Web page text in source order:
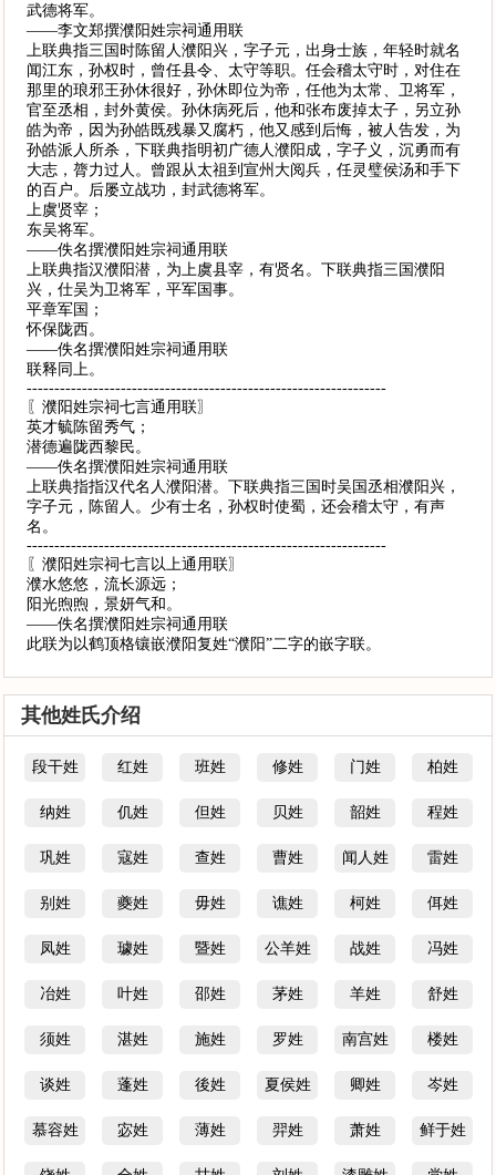
武德将军。
——李文郑撰濮阳姓宗祠通用联
上联典指三国时陈留人濮阳兴，字子元，出身士族，年轻时就名
闻江东，孙权时，曾任县令、太守等职。任会稽太守时，对住在
那里的琅邪王孙休很好，孙休即位为帝，任他为太常、卫将军，
官至丞相，封外黄侯。孙休病死后，他和张布废掉太子，另立孙
皓为帝，因为孙皓既残暴又腐朽，他又感到后悔，被人告发，为
孙皓派人所杀，下联典指明初广德人濮阳成，字子义，沉勇而有
大志，膂力过人。曾跟从太祖到宣州大阅兵，任灵璧侯汤和手下
的百户。后屡立战功，封武德将军。
上虞贤宰；
东吴将军。
——佚名撰濮阳姓宗祠通用联
上联典指汉濮阳潜，为上虞县宰，有贤名。下联典指三国濮阳
兴，仕吴为卫将军，平军国事。
平章军国；
怀保陇西。
——佚名撰濮阳姓宗祠通用联
联释同上。
-----------------------------------------------------------------
〖濮阳姓宗祠七言通用联〗
英才毓陈留秀气；
潜德遍陇西黎民。
——佚名撰濮阳姓宗祠通用联
上联典指指汉代名人濮阳潜。下联典指三国时吴国丞相濮阳兴，
字子元，陈留人。少有士名，孙权时使蜀，还会稽太守，有声
名。
-----------------------------------------------------------------
〖濮阳姓宗祠七言以上通用联〗
濮水悠悠，流长源远；
阳光煦煦，景妍气和。
——佚名撰濮阳姓宗祠通用联
此联为以鹤顶格镶嵌濮阳复姓“濮阳”二字的嵌字联。
其他姓氏介绍
段干姓 红姓 班姓 修姓 门姓 柏姓
纳姓 仉姓 但姓 贝姓 韶姓 程姓
巩姓 寇姓 查姓 曹姓 闻人姓 雷姓
别姓 夔姓 毋姓 谯姓 柯姓 佴姓
凤姓 璩姓 暨姓 公羊姓 战姓 冯姓
冶姓 叶姓 邵姓 茅姓 羊姓 舒姓
须姓 湛姓 施姓 罗姓 南宫姓 楼姓
谈姓 蓬姓 後姓 夏侯姓 卿姓 岑姓
慕容姓 宓姓 薄姓 羿姓 萧姓 鲜于姓